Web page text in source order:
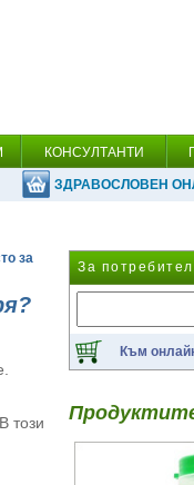
КОНСУЛТАНТИ
ЗДРАВОСЛОВЕН
за
този
За
Към